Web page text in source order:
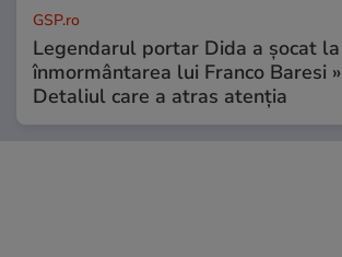
GSP.ro
Legendarul portar Dida a șocat la
înmormântarea lui Franco Baresi »
Detaliul care a atras atenția